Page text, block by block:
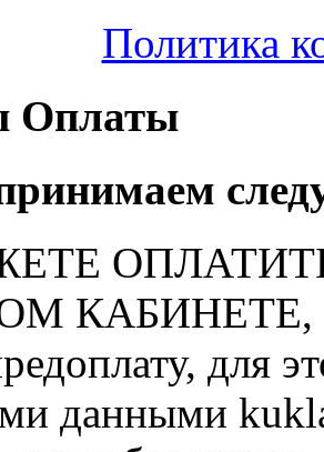
Политика
Оплаты
КАБИНЕТЕ,
для
данными